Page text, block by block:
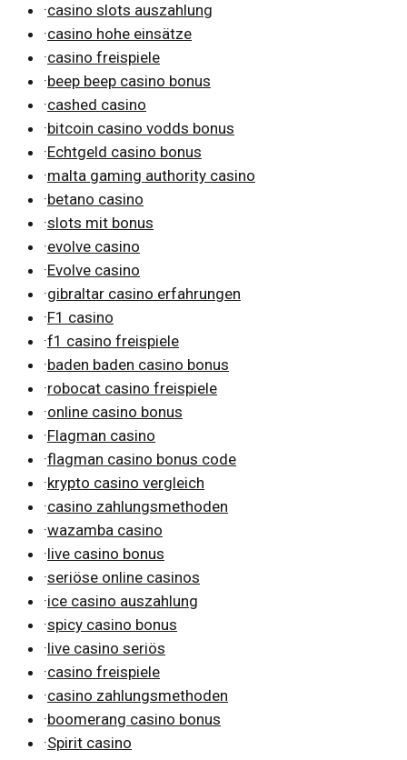
·casino slots auszahlung
·casino hohe einsätze
·casino freispiele
·beep beep casino bonus
·cashed casino
·bitcoin casino vodds bonus
·Echtgeld casino bonus
·malta gaming authority casino
·betano casino
·slots mit bonus
·evolve casino
·Evolve casino
·gibraltar casino erfahrungen
·F1 casino
·f1 casino freispiele
·baden baden casino bonus
·robocat casino freispiele
·online casino bonus
·Flagman casino
·flagman casino bonus code
·krypto casino vergleich
·casino zahlungsmethoden
·wazamba casino
·live casino bonus
·seriöse online casinos
·ice casino auszahlung
·spicy casino bonus
·live casino seriös
·casino freispiele
·casino zahlungsmethoden
·boomerang casino bonus
·Spirit casino